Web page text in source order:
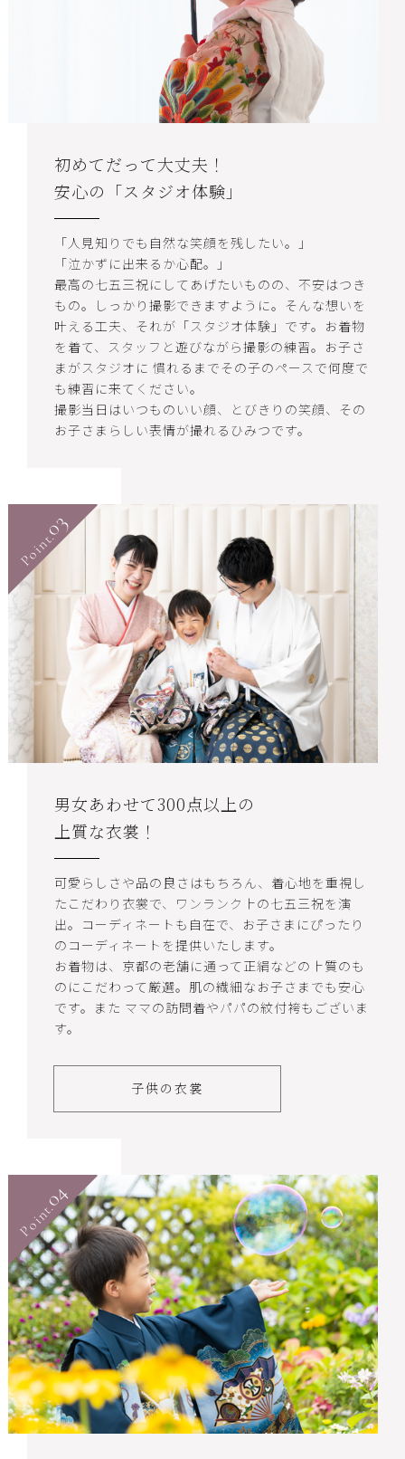
初めてだって大丈夫！
安心の「スタジオ体験」
「人見知りでも自然な笑顔を残したい。」
「泣かずに出来るか心配。」
最高の七五三祝にしてあげたいものの、不安はつき
もの。しっかり撮影できますように。そんな想いを
叶える工夫、それが「スタジオ体験」です。お着物
を着て、スタッフと遊びながら撮影の練習。お子さ
まがスタジオに 慣れるまでその子のペースで何度で
も練習に来てください。
撮影当日はいつものいい顔、とびきりの笑顔、その
お子さまらしい表情が撮れるひみつです。
Point.
03
男女あわせて300点以上の
上質な衣裳！
可愛らしさや品の良さはもちろん、着心地を重視し
たこだわり衣裳で、ワンランク上の七五三祝を演
出。コーディネートも自在で、お子さまにぴったり
のコーディネートを提供いたします。
お着物は、京都の老舗に通って正絹などの上質のも
のにこだわって厳選。肌の繊細なお子さまでも安心
です。また ママの訪問着やパパの紋付袴もございま
す。
子供の衣裳
Point.
04